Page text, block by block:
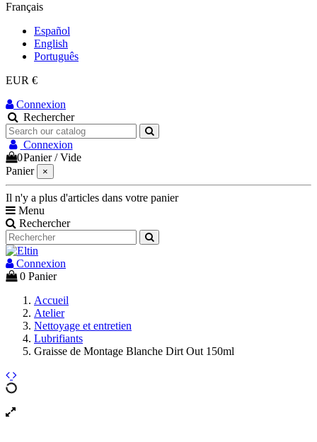
Français
Español
English
Português
EUR €
Connexion
Rechercher
Connexion
0Panier /Vide
Panier
×
Il n'y a plus d'articles dans votre panier
Menu
Rechercher
Connexion
0 Panier
Accueil
Atelier
Nettoyage et entretien
Lubrifiants
Graisse de Montage Blanche Dirt Out 150ml